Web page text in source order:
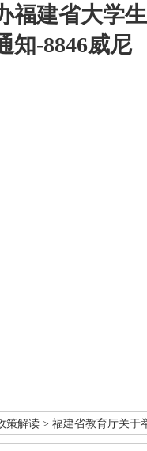
福建省大学生
知-8846威尼
策解读 > 福建省教育厅关于